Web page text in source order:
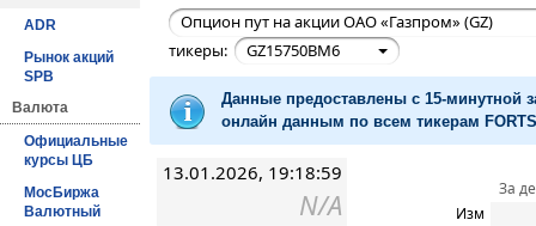
ADR
Рынок акций
SPB
Валюта
Официальные
курсы ЦБ
МосБиржа
Валютный
Опцион пут на акции ОАО «Газпром» (GZ)
тикеры:
GZ15750BM6
Данные предоставлены с 15-минутной
онлайн данным по всем тикерам
13.01.2026, 19:18:59
N/A
За
Изм